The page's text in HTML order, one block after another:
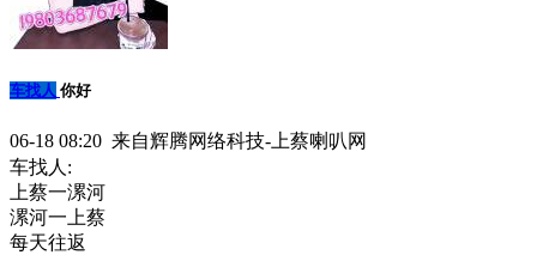
车找人 你好
06-18 08:20 来自辉腾网络科技-上蔡喇叭网
车找人:
上蔡一漯河
漯河一上蔡
每天往返